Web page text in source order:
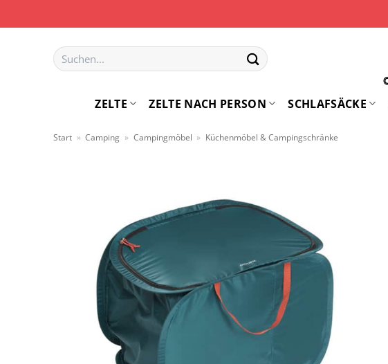
Inhalt
Suchen
nach:
ZELTE ZELTE NACH PERSON SCHLAFSÄCKE
Start » Camping » Campingmöbel » Küchenmöbel & Campingschränke